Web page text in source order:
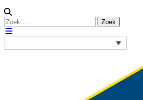
Zoeken
naar:
Zoek